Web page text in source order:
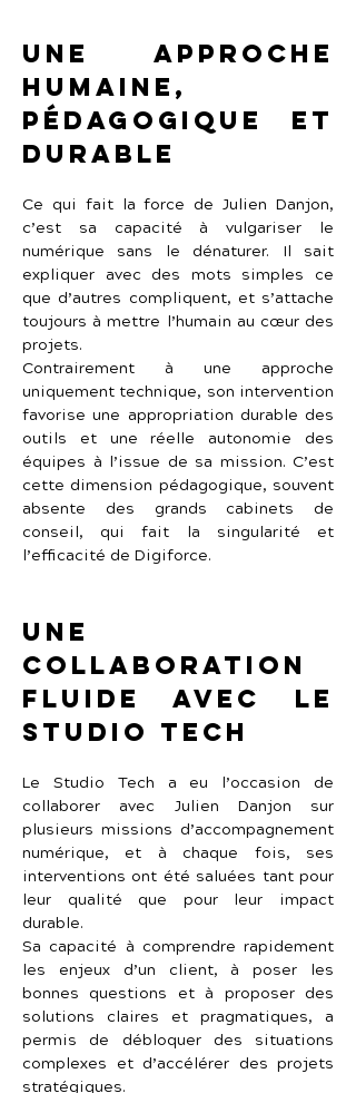
Une approche
humaine,
pédagogique et
durable
Ce qui fait la force de Julien Danjon,
c’est sa capacité à vulgariser le
numérique sans le dénaturer. Il sait
expliquer avec des mots simples ce
que d’autres compliquent, et s’attache
toujours à mettre l’humain au cœur des
projets.
Contrairement à une approche
uniquement technique, son intervention
favorise une appropriation durable des
outils et une réelle autonomie des
équipes à l’issue de sa mission. C’est
cette dimension pédagogique, souvent
absente des grands cabinets de
conseil, qui fait la singularité et
l’efficacité de Digiforce.
Une
collaboration
fluide avec Le
Studio Tech
Le Studio Tech a eu l’occasion de
collaborer avec Julien Danjon sur
plusieurs missions d’accompagnement
numérique, et à chaque fois, ses
interventions ont été saluées tant pour
leur qualité que pour leur impact
durable.
Sa capacité à comprendre rapidement
les enjeux d’un client, à poser les
bonnes questions et à proposer des
solutions claires et pragmatiques, a
permis de débloquer des situations
complexes et d’accélérer des projets
stratégiques.